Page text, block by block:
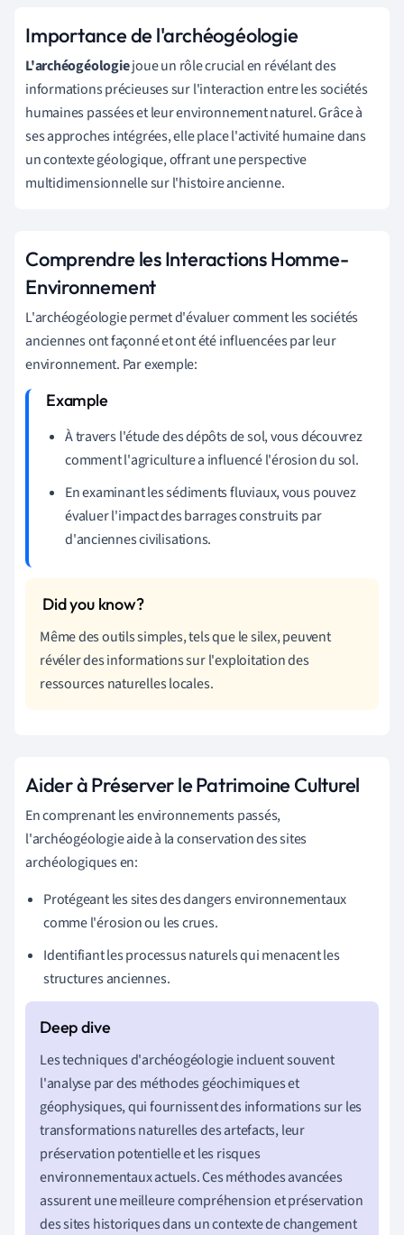
Importance de l'archéogéologie
L'archéogéologiejoue un rôle crucial en révélant des
informations précieuses sur l'interaction entre les sociétés
humaines passées et leur environnement naturel. Grâce à
ses approches intégrées, elle place l'activité humaine dans
un contexte géologique, offrant une perspective
multidimensionnelle sur l'histoire ancienne.
Comprendre les Interactions Homme-
Environnement
L'archéogéologie permet d'évaluer comment les sociétés
anciennes ont façonné et ont été influencées par leur
environnement. Par exemple:
À travers l'étude des dépôts de sol, vous découvrez
comment l'agriculture a influencé l'érosion du sol.
En examinant les sédiments fluviaux, vous pouvez
évaluer l'impact des barrages construits par
d'anciennes civilisations.
Même des outils simples, tels que le silex, peuvent
révéler des informations sur l'exploitation des
ressources naturelles locales.
Aider à Préserver le Patrimoine Culturel
En comprenant les environnements passés,
l'archéogéologie aide à la conservation des sites
archéologiques en:
Protégeant les sites des dangers environnementaux
comme l'érosion ou les crues.
Identifiant les processus naturels qui menacent les
structures anciennes.
Les techniques d'archéogéologie incluent souvent
l'analyse par des méthodes géochimiques et
géophysiques, qui fournissent des informations sur les
transformations naturelles des artefacts, leur
préservation potentielle et les risques
environnementaux actuels. Ces méthodes avancées
assurent une meilleure compréhension et préservation
des sites historiques dans un contexte de changement